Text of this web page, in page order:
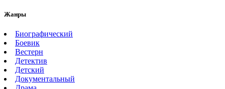
Жанры
Биографический
Боевик
Вестерн
Детектив
Детский
Документальный